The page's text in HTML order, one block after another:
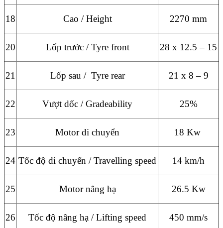
18 Cao / Height 2270 mm
20 Lốp trước / Tyre front 28 x 12.5 – 15
21 Lốp sau / Tyre rear 21 x 8 – 9
22 Vượt dốc / Gradeability 25%
23 Motor di chuyển 18 Kw
24 Tốc độ di chuyển / Travelling speed 14 km/h
25 Motor nâng hạ 26.5 Kw
26 Tốc độ nâng hạ / Lifting speed 450 mm/s